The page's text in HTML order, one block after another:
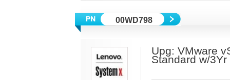
00WD798
Upg: VMware
Standard w/3Yr